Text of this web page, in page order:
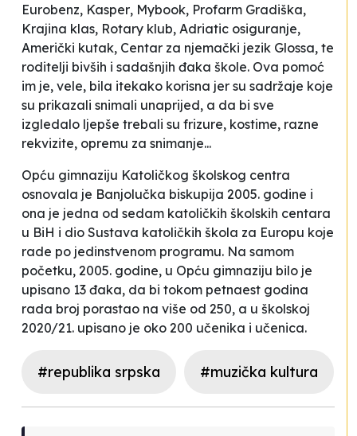
Eurobenz, Kasper, Mybook, Profarm Gradiška,
Krajina klas, Rotary klub, Adriatic osiguranje,
Američki kutak, Centar za njemački jezik Glossa, te
roditelji bivših i sadašnjih đaka škole. Ova pomoć
im je, vele, bila itekako korisna jer su sadržaje koje
su prikazali snimali unaprijed, a da bi sve
izgledalo ljepše trebali su frizure, kostime, razne
rekvizite, opremu za snimanje...
Opću gimnaziju Katoličkog školskog centra
osnovala je Banjolučka biskupija 2005. godine i
ona je jedna od sedam katoličkih školskih centara
u BiH i dio Sustava katoličkih škola za Europu koje
rade po jedinstvenom programu. Na samom
početku, 2005. godine, u Opću gimnaziju bilo je
upisano 13 đaka, da bi tokom petnaest godina
rada broj porastao na više od 250, a u školskoj
2020/21. upisano je oko 200 učenika i učenica.
#republika srpska #muzička kultura